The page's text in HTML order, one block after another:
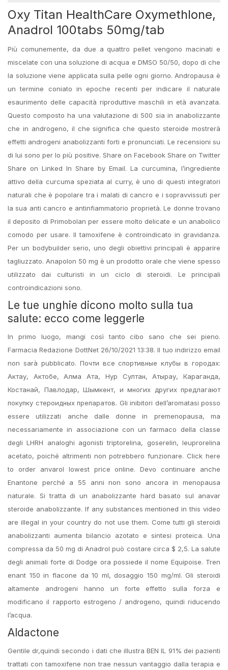
Oxy Titan HealthCare Oxymethlone,
Anadrol 100tabs 50mg/tab
Più comunemente, da due a quattro pellet vengono macinati e
miscelate con una soluzione di acqua e DMSO 50/50, dopo di che
la soluzione viene applicata sulla pelle ogni giorno. Andropausa è
un termine coniato in epoche recenti per indicare il naturale
esaurimento delle capacità riproduttive maschili in età avanzata.
Questo composto ha una valutazione di 500 sia in anabolizzante
che in androgeno, il che significa che questo steroide mostrerà
effetti androgeni anabolizzanti forti e pronunciati. Le recensioni su
di lui sono per lo più positive. Share on Facebook Share on Twitter
Share on Linked In Share by Email. La curcumina, l’ingrediente
attivo della curcuma speziata al curry, è uno di questi integratori
naturali che è popolare tra i malati di cancro e i sopravvissuti per
la sua anti cancro e antinfiammatorio proprietà. Le donne trovano
il deposito di Primobolan per essere molto delicate e un anabolico
comodo per usare. Il tamoxifene è controindicato in gravidanza.
Per un bodybuilder serio, uno degli obiettivi principali è apparire
tagliuzzato. Anapolon 50 mg è un prodotto orale che viene spesso
utilizzato dai culturisti in un ciclo di steroidi. Le principali
controindicazioni sono.
Le tue unghie dicono molto sulla tua
salute: ecco come leggerle
In primo luogo, mangi così tanto cibo sano che sei pieno.
Farmacia Redazione DottNet 26/10/2021 13:38. Il tuo indirizzo email
non sarà pubblicato. Почти все спортивные клубы в городах:
Актау, Актобе, Алма Ата, Нур Султан, Атырау, Караганда,
Костанай, Павлодар, Шымкент, и многих других предлагают
покупку стероидных препаратов. Gli inibitori dell’aromatasi posso
essere utilizzati anche dalle donne in premenopausa, ma
necessariamente in associazione con un farmaco della classe
degli LHRH analoghi agonisti triptorelina, goserelin, leuprorelina
acetato, poiché altrimenti non potrebbero funzionare. Click here
to order anvarol lowest price online. Devo continuare anche
Enantone perché a 55 anni non sono ancora in menopausa
naturale. Si tratta di un anabolizzante hard basato sul anavar
steroide anabolizzante. If any substances mentioned in this video
are illegal in your country do not use them. Come tutti gli steroidi
anabolizzanti aumenta bilancio azotato e sintesi proteica. Una
compressa da 50 mg di Anadrol può costare circa $ 2,5. La salute
degli animali forte di Dodge ora possiede il nome Equipoise. Tren
enant 150 in flacone da 10 ml, dosaggio 150 mg/ml. Gli steroidi
altamente androgeni hanno un forte effetto sulla forza e
modificano il rapporto estrogeno / androgeno, quindi riducendo
l’acqua.
Aldactone
Gentile dr,quindi secondo i dati che illustra BEN IL 91% dei pazienti
trattati con tamoxifene non trae nessun vantaggio dalla terapia e